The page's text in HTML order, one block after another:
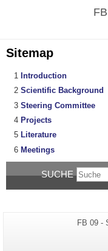
Sitemap
Introduction
Scientific Background
Steering Committee
Projects
Literature
Meetings
SUCHE
Seiten-
FB 09 -